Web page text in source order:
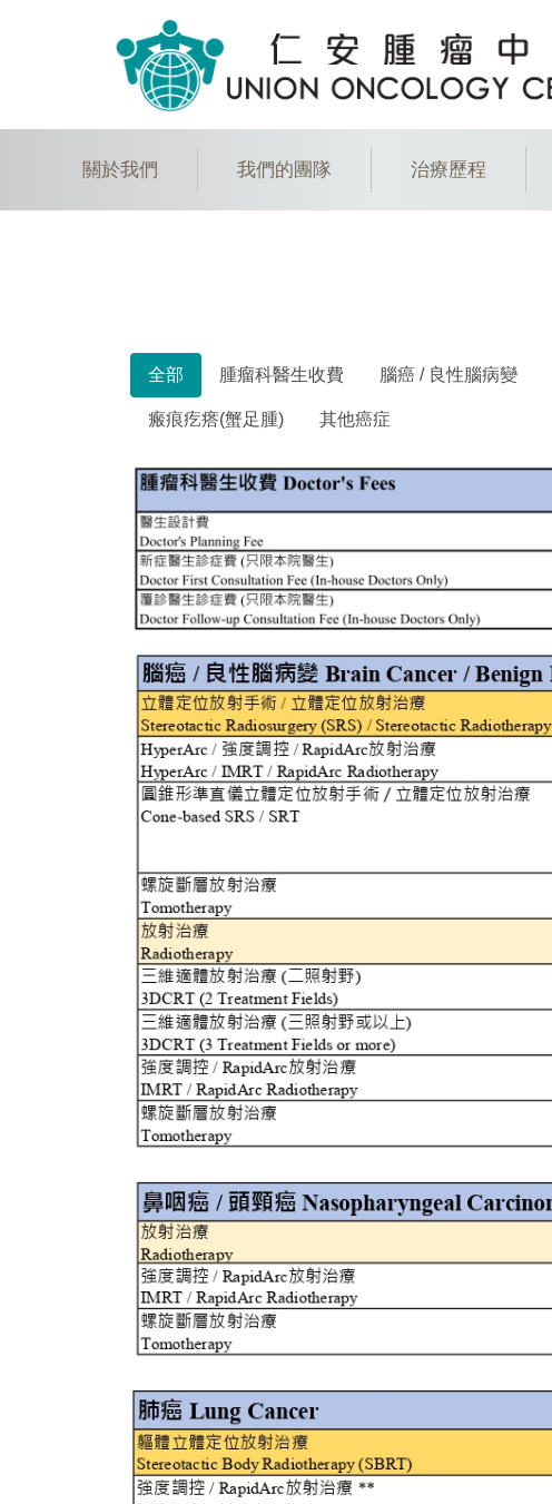
關於我們 我們的團隊 治療歷程
全部 腫瘤科醫生收費 腦癌 / 良性腦病變
瘢痕疙瘩(蟹足腫) 其他癌症